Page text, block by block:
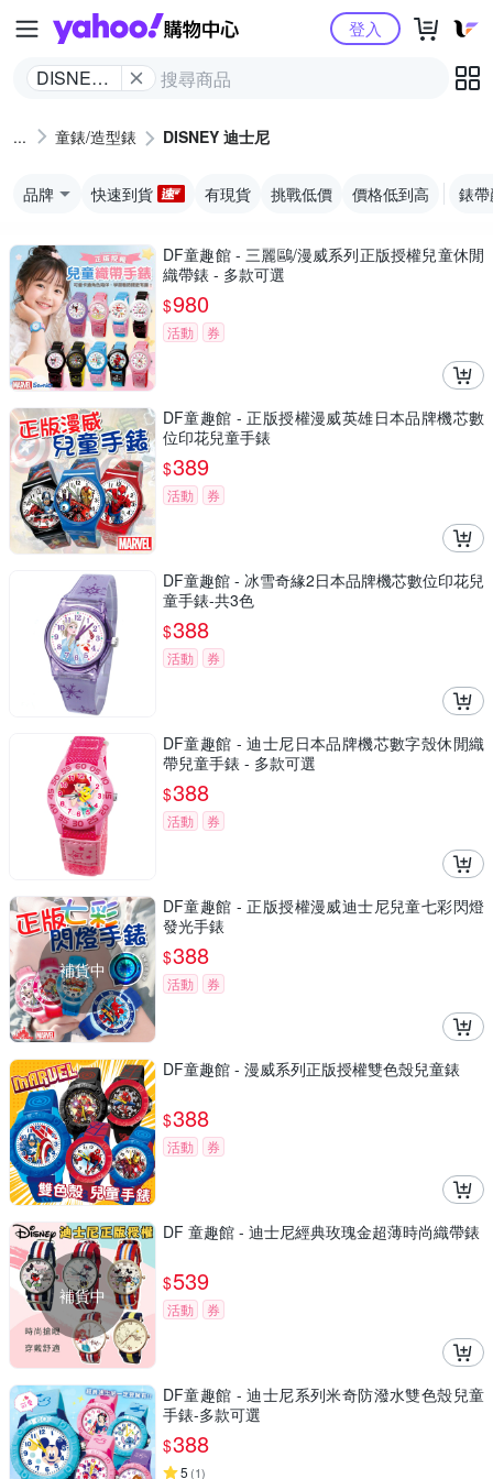
Yahoo購物中心
DISNEY
登入
童錶/造型錶 DISNEY 迪士尼
品牌 快速到貨 有現貨 挑戰低價 價格低到高 錶
DF童趣館 - 三麗鷗/漫威系列正版授權兒童休閒
織帶錶 - 多款可選
$980
活動 券
DF童趣館 - 正版授權漫威英雄日本品牌機芯數
位印花兒童手錶
$389
活動 券
DF童趣館 - 冰雪奇緣2日本品牌機芯數位印花兒
童手錶-共3色
$388
活動 券
DF童趣館 - 迪士尼日本品牌機芯數字殼休閒織
帶兒童手錶 - 多款可選
$388
活動 券
補貨中
DF童趣館 - 正版授權漫威迪士尼兒童七彩閃燈
發光手錶
$388
活動 券
DF童趣館 - 漫威系列正版授權雙色殼兒童錶
$388
活動 券
補貨中
DF 童趣館 - 迪士尼經典玫瑰金超薄時尚織帶錶
$539
活動 券
DF童趣館 - 迪士尼系列米奇防潑水雙色殼兒童
手錶-多款可選
$388
5 (1)